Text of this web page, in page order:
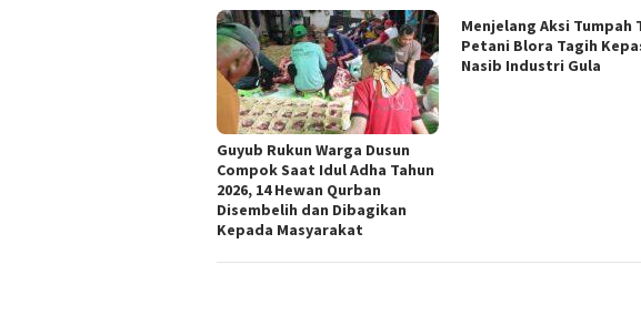
Guyub Rukun Warga Dusun
Compok Saat Idul Adha Tahun
2026, 14 Hewan Qurban
Disembelih dan Dibagikan
Kepada Masyarakat
Menjelang Aksi Tumpah
Petani Blora Tagih
Nasib Industri Gula